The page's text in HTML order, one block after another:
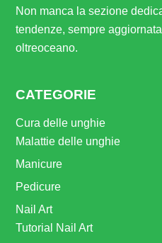
Non manca la sezione
tendenze, sempre
oltreoceano.
CATEGORIE
Cura delle unghie
Malattie delle unghie
Manicure
Pedicure
Nail Art
Tutorial Nail Art